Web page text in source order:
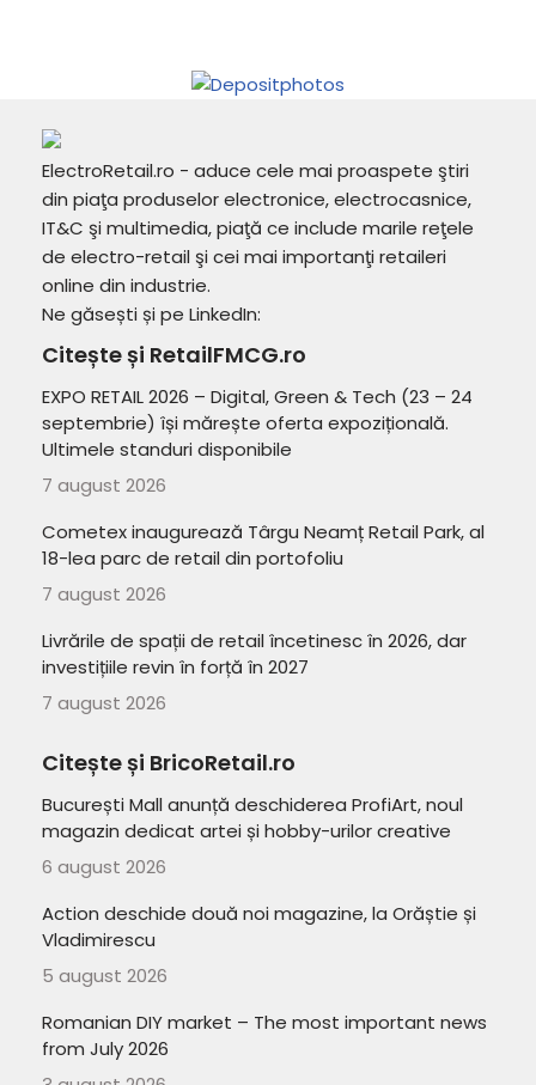
ElectroRetail.ro - aduce cele mai proaspete ştiri
din piaţa produselor electronice, electrocasnice,
IT&C şi multimedia, piaţă ce include marile reţele
de electro-retail şi cei mai importanţi retaileri
online din industrie.
Ne găsești și pe LinkedIn:
Citește și RetailFMCG.ro
EXPO RETAIL 2026 – Digital, Green & Tech (23 – 24
septembrie) își mărește oferta expozițională.
Ultimele standuri disponibile
7 august 2026
Cometex inaugurează Târgu Neamț Retail Park, al
18-lea parc de retail din portofoliu
7 august 2026
Livrările de spații de retail încetinesc în 2026, dar
investițiile revin în forță în 2027
7 august 2026
Citește și BricoRetail.ro
București Mall anunță deschiderea ProfiArt, noul
magazin dedicat artei și hobby-urilor creative
6 august 2026
Action deschide două noi magazine, la Orăștie și
Vladimirescu
5 august 2026
Romanian DIY market – The most important news
from July 2026